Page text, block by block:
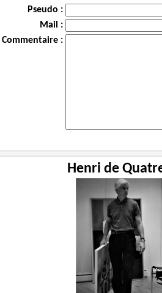
Pseudo :
Mail :
Commentaire :
Henri de